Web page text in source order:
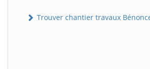
Trouver chantier travaux